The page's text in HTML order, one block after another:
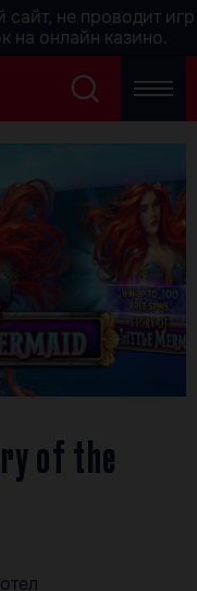
не проводит игр
на онлайн казино.
of the